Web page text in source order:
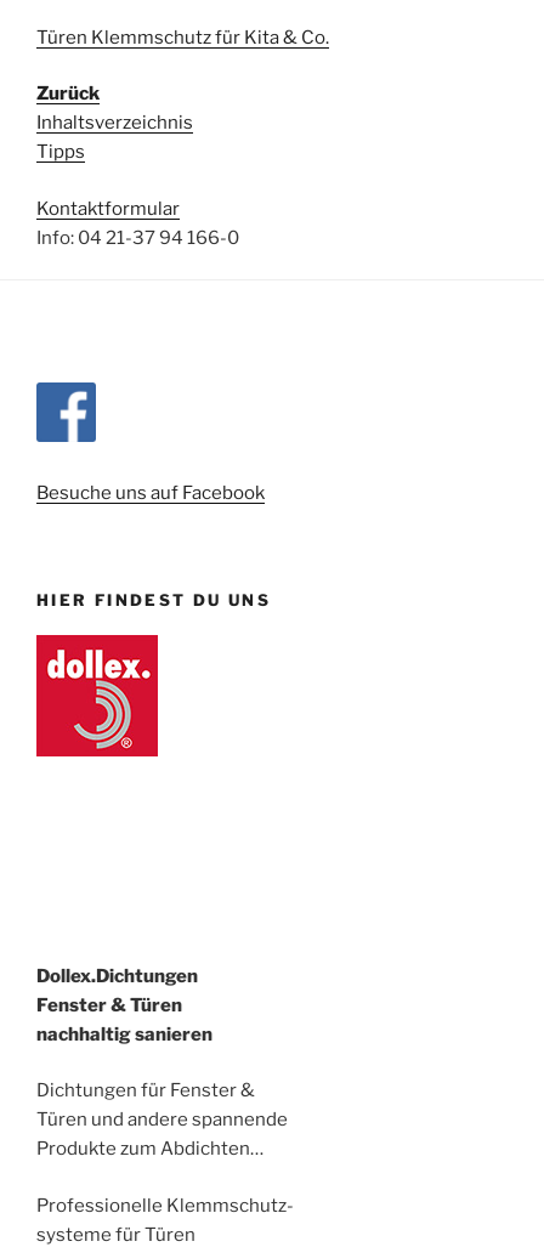
Türen Klemmschutz für Kita & Co.
Zurück
Inhaltsverzeichnis
Tipps
Kontaktformular
Info: 04 21-37 94 166-0
Besuche uns auf Facebook
HIER FINDEST DU UNS
Dollex.Dichtungen
Fenster & Türen
nachhaltig sanieren
Dichtungen für Fenster &
Türen und andere spannende
Produkte zum Abdichten…
Professionelle Klemmschutz-
systeme für Türen